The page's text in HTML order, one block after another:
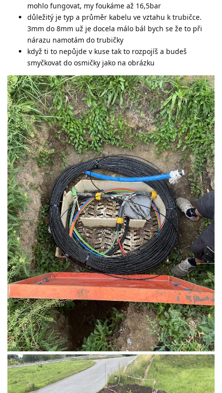
mohlo fungovat, my foukáme až 16,5bar
důležitý je typ a průměr kabelu ve vztahu k trubičce.
3mm do 8mm už je docela málo bál bych se že to při
nárazu namotám do trubičky
když ti to nepůjde v kuse tak to rozpojíš a budeš
smyčkovat do osmičky jako na obrázku